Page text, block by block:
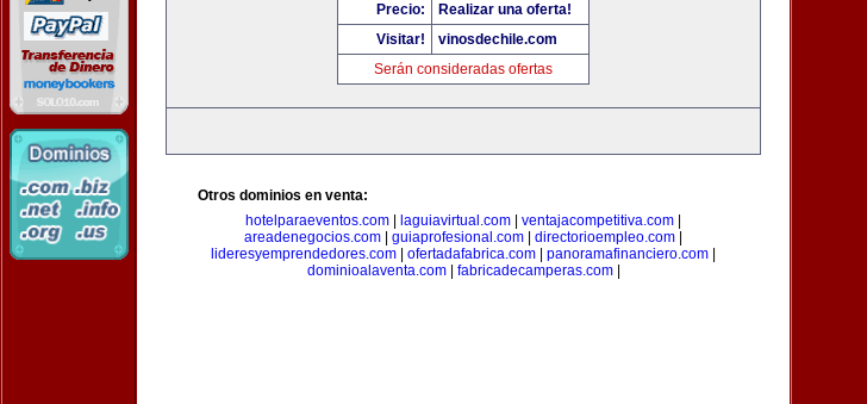
Precio:
Realizar una oferta!
Visitar!
vinosdechile.com
Serán consideradas ofertas
Otros dominios en venta:
hotelparaeventos.com
laguiavirtual.com ventajacompetitiva.com
areadenegocios.com
guiaprofesional.com directorioempleo.com
lideresyemprendedores.com
ofertadafabrica.com panoramafinanciero.com
dominioalaventa.com| fabricadecamperas.com|